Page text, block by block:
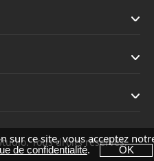
Tous droits réservés.
sur ce site, vous acceptez
de confidentialité. OK